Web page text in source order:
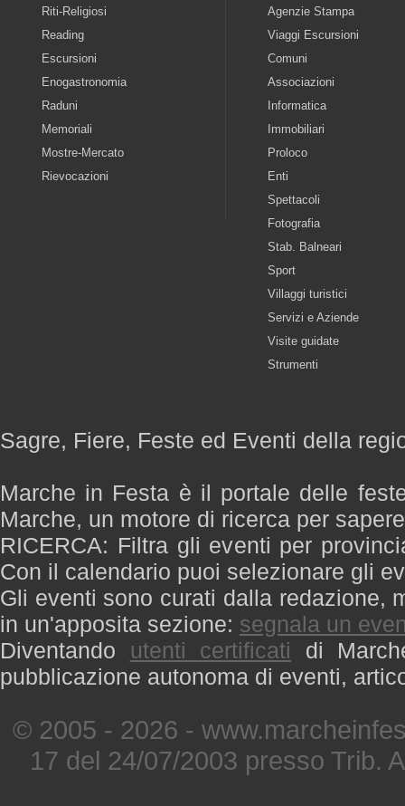
Riti-Religiosi
Reading
Escursioni
Enogastronomia
Raduni
Memoriali
Mostre-Mercato
Rievocazioni
Agenzie Stampa
Viaggi Escursioni
Comuni
Associazioni
Informatica
Immobiliari
Proloco
Enti
Spettacoli
Fotografia
Stab. Balneari
Sport
Villaggi turistici
Servizi e Aziende
Visite guidate
Strumenti
Sagre, Fiere, Feste ed Eventi della
Marche in Festa è il portale delle
Marche, un motore di ricerca per
RICERCA: Filtra gli eventi per
Con il calendario puoi selezionare gli
Gli eventi sono curati dalla redazione,
in un'apposita sezione: segnala un
Diventando utenti certificati di
pubblicazione autonoma di eventi,
© 2005 - 2026 -
17 del 24/07/2003 presso Trib.